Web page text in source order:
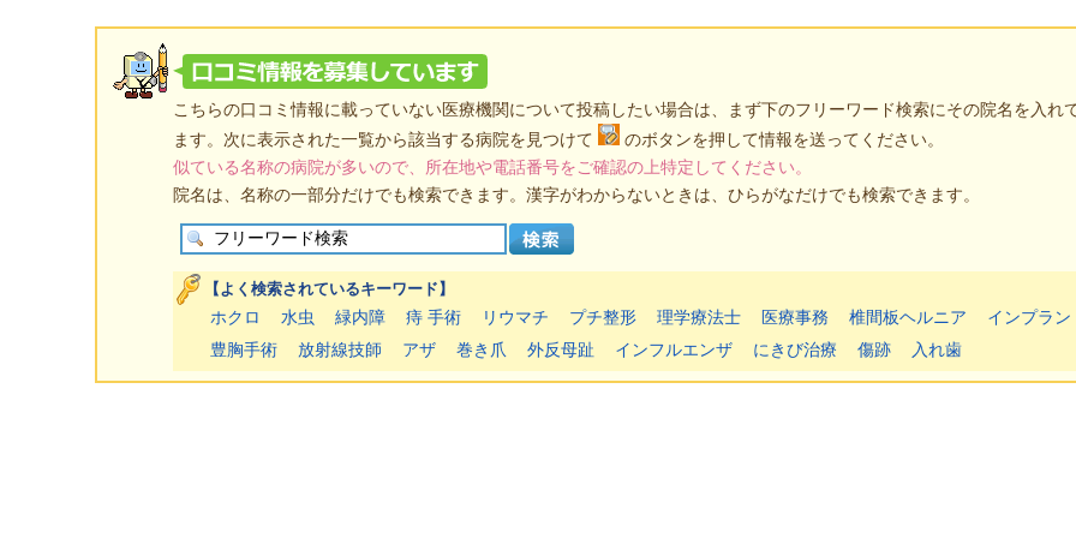
こちらの口コミ情報に載っていない医療機関について投稿したい場合は、まず下のフリーワード検索にその院名を入れ
ます。次に表示された一覧から該当する病院を見つけて
のボタンを押して情報を送ってください。
似ている名称の病院が多いので、所在地や電話番号をご確認の上特定してください。
院名は、名称の一部分だけでも検索できます。漢字がわからないときは、ひらがなだけでも検索できます。
【よく検索されているキーワード】
ホクロ 水虫 緑内障 痔 手術 リウマチ プチ整形 理学療法士 医療事務 椎間板ヘルニア
インプラン
豊胸手術
放射線技師 アザ 巻き爪 外反母趾 インフルエンザ にきび治療 傷跡 入れ歯